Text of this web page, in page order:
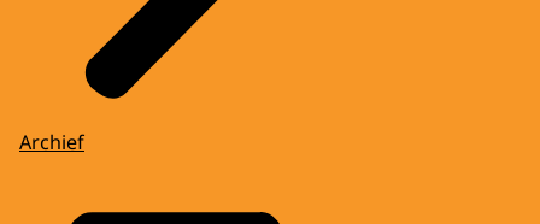
Archief